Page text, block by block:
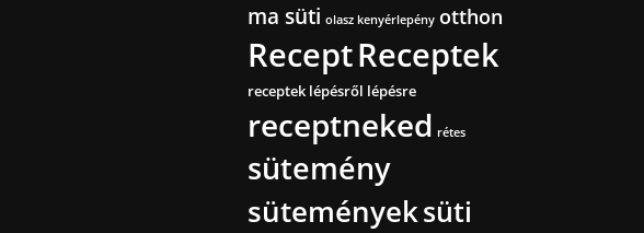
ma süti olasz kenyérlepény otthon
ReceptReceptek
receptek lépésről lépésre
receptneked rétes
sütemény
süteményeksüti